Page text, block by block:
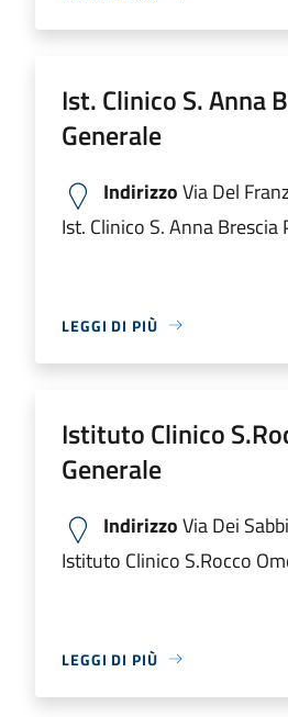
Ist. Clinico S. Anna
Generale
IndirizzoVia Del
Ist. Clinico S. Anna Brescia
LEGGI DI PIÙ
Istituto Clinico
Generale
IndirizzoVia Dei
Istituto Clinico S.Rocco
LEGGI DI PIÙ